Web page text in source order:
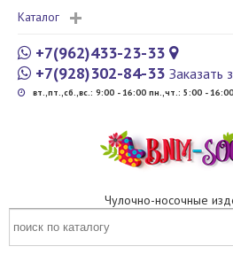
Каталог
+7(962)433-23-33
+7(928)302-84-33 Заказать
вт.,пт.,сб.,вс.: 9:00 - 16:00 пн.,чт.: 5:00 - 16:00
Чулочно-носочные